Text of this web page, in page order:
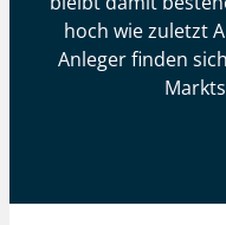
hoch wie zuletzt
Anleger finden